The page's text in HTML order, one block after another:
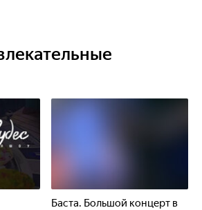
Баста. Большой концерт в